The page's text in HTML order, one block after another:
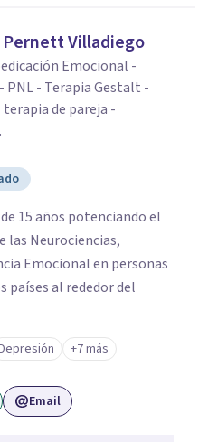
Villadiego
Emocional -
PNL - Terapia Gestalt -
de pareja -
15 años potenciando el
las Neurociencias,
Emocional en personas
países al rededor del
+7 más
Email